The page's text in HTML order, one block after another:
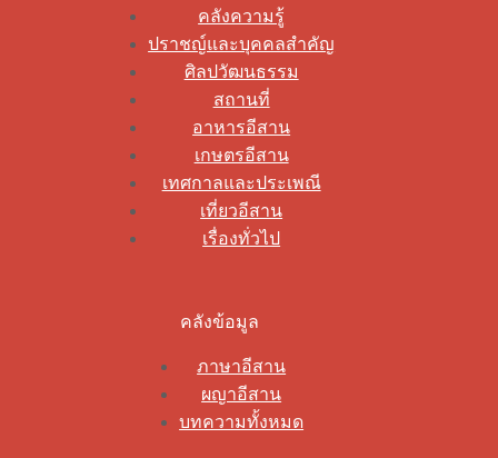
คลังความรู้
ปราชญ์และบุคคลสำคัญ
ศิลปวัฒนธรรม
สถานที่
อาหารอีสาน
เกษตรอีสาน
เทศกาลและประเพณี
เที่ยวอีสาน
เรื่องทั่วไป
คลังข้อมูล
ภาษาอีสาน
ผญาอีสาน
บทความทั้งหมด